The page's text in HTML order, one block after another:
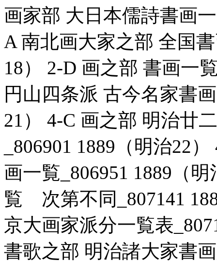
画家部 大日本儒詩書画
A 南北画大家之部 全国
18） 2-D 画之部 書画一
円山四条派 古今名家書
21） 4-C 画之部 明治廿
_806901 1889（明治22
画一覧_806951 1889（
覧 次第不同_807141
京大画家派分一覧表
書歌之部 明治諸大家書